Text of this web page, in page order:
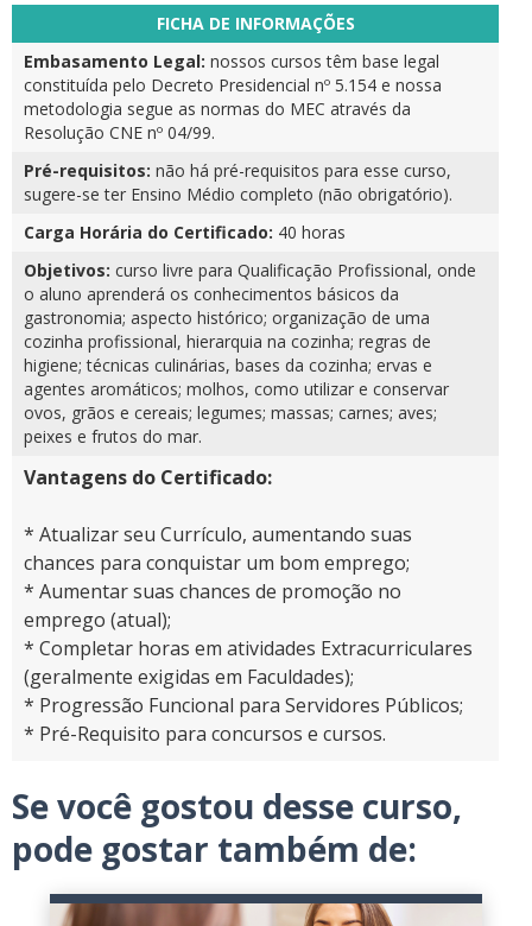
FICHA DE INFORMAÇÕES
Embasamento Legal: nossos cursos têm base legal
constituída pelo Decreto Presidencial nº 5.154 e nossa
metodologia segue as normas do MEC através da
Resolução CNE nº 04/99.
Pré-requisitos: não há pré-requisitos para esse curso,
sugere-se ter Ensino Médio completo (não obrigatório).
Carga Horária do Certificado: 40 horas
Objetivos: curso livre para Qualificação Profissional, onde
o aluno aprenderá os conhecimentos básicos da
gastronomia; aspecto histórico; organização de uma
cozinha profissional, hierarquia na cozinha; regras de
higiene; técnicas culinárias, bases da cozinha; ervas e
agentes aromáticos; molhos, como utilizar e conservar
ovos, grãos e cereais; legumes; massas; carnes; aves;
peixes e frutos do mar.
Vantagens do Certificado:
* Atualizar seu Currículo, aumentando suas
chances para conquistar um bom emprego;
* Aumentar suas chances de promoção no
emprego (atual);
* Completar horas em atividades Extracurriculares
(geralmente exigidas em Faculdades);
* Progressão Funcional para Servidores Públicos;
* Pré-Requisito para concursos e cursos.
Se você gostou desse curso,
pode gostar também de: